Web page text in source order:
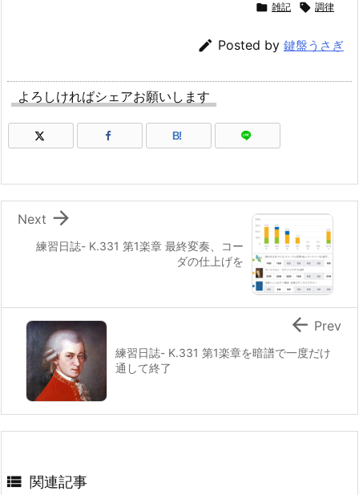
 雑記  調律
 Posted by 鍵盤うさぎ
よろしければシェアお願いします
B!
練習日誌- K.331 第1楽章 最終変奏、コー
ダの仕上げを

Next
練習日誌- K.331 第1楽章を暗譜で一度だけ
通して終了
 Prev
 関連記事